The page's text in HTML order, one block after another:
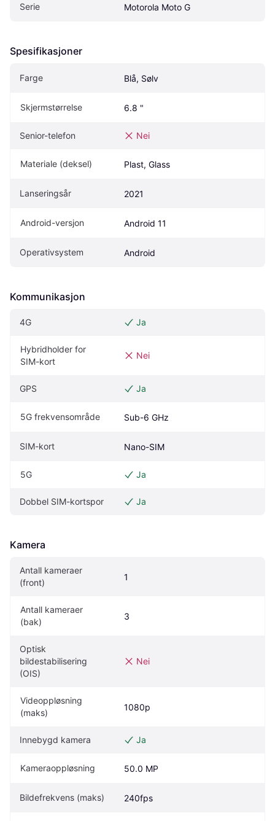
Serie Motorola Moto G
Spesifikasjoner
Farge Blå, Sølv
Skjermstørrelse 6.8 "
Senior-telefon Nei
Materiale (deksel) Plast, Glass
Lanseringsår 2021
Android-versjon Android 11
Operativsystem Android
Kommunikasjon
4G Ja
Hybridholder for
SIM-kort
Nei
GPS Ja
5G frekvensområde Sub-6 GHz
SIM-kort Nano-SIM
5G Ja
Dobbel SIM-kortspor Ja
Kamera
Antall kameraer
(front)
1
Antall kameraer
(bak)
3
Optisk
bildestabilisering
(OIS)
Nei
Videoppløsning
(maks)
1080p
Innebygd kamera Ja
Kameraoppløsning 50.0 MP
Bildefrekvens (maks) 240fps